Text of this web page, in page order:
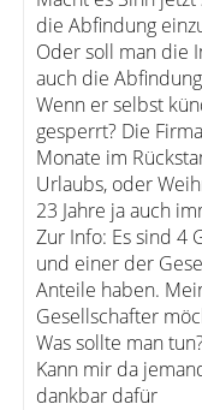
die Abfindung
Oder soll man die
auch die
Wenn er selbst
gesperrt? Die
Monate im
Urlaubs, oder
23 Jahre ja auch
Zur Info: Es sind 4
und einer der
Anteile haben.
Gesellschafter
Was sollte man tun?
Kann mir da
dankbar dafür